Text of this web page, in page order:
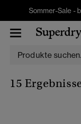
Sommer-Sale -
15